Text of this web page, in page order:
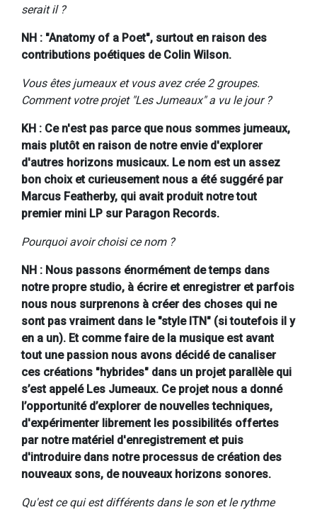
serait il ?
NH : "Anatomy of a Poet", surtout en raison des
contributions poétiques de Colin Wilson.
Vous êtes jumeaux et vous avez crée 2 groupes.
Comment votre projet "Les Jumeaux" a vu le jour ?
KH : Ce n'est pas parce que nous sommes jumeaux,
mais plutôt en raison de notre envie d'explorer
d'autres horizons musicaux. Le nom est un assez
bon choix et curieusement nous a été suggéré par
Marcus Featherby, qui avait produit notre tout
premier mini LP sur Paragon Records.
Pourquoi avoir choisi ce nom ?
NH : Nous passons énormément de temps dans
notre propre studio, à écrire et enregistrer et parfois
nous nous surprenons à créer des choses qui ne
sont pas vraiment dans le "style ITN" (si toutefois il y
en a un). Et comme faire de la musique est avant
tout une passion nous avons décidé de canaliser
ces créations "hybrides" dans un projet parallèle qui
s’est appelé Les Jumeaux. Ce projet nous a donné
l’opportunité d’explorer de nouvelles techniques,
d'expérimenter librement les possibilités offertes
par notre matériel d'enregistrement et puis
d'introduire dans notre processus de création des
nouveaux sons, de nouveaux horizons sonores.
Qu'est ce qui est différents dans le son et le rythme